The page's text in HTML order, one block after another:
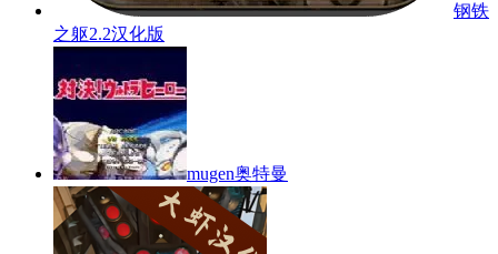
钢铁
之躯2.2汉化版
mugen奥特曼